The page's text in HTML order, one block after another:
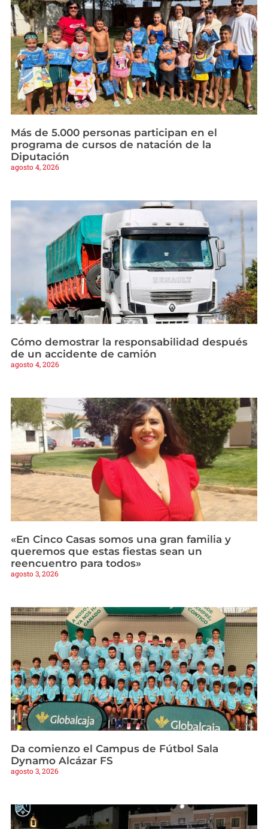
Más de 5.000 personas participan en el
programa de cursos de natación de la
Diputación
agosto 4, 2026
Cómo demostrar la responsabilidad después
de un accidente de camión
agosto 4, 2026
«En Cinco Casas somos una gran familia y
queremos que estas fiestas sean un
reencuentro para todos»
agosto 3, 2026
Da comienzo el Campus de Fútbol Sala
Dynamo Alcázar FS
agosto 3, 2026